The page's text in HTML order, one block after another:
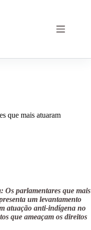
que mais atuaram
Os parlamentares que mais
um levantamento
atuação anti-indígena no
que ameaçam os direitos